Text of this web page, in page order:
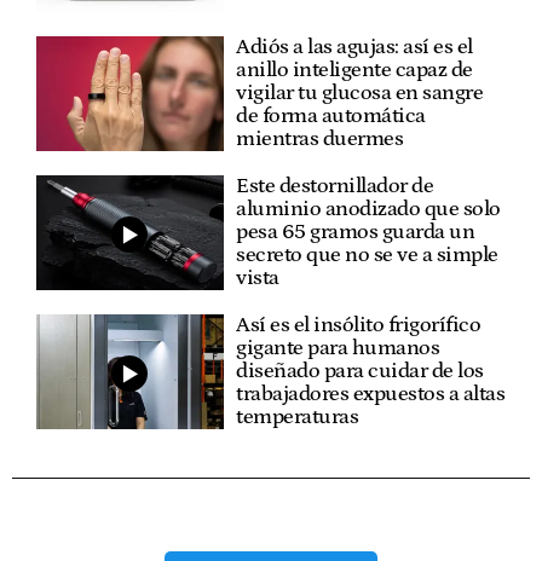
Adiós a las agujas: así es el
anillo inteligente capaz de
vigilar tu glucosa en sangre
de forma automática
mientras duermes
Este destornillador de
aluminio anodizado que solo
pesa 65 gramos guarda un
secreto que no se ve a simple
vista
Así es el insólito frigorífico
gigante para humanos
diseñado para cuidar de los
trabajadores expuestos a altas
temperaturas